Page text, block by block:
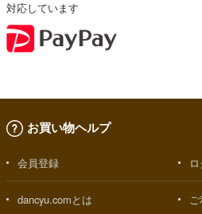
対応しています
お買い物ヘルプ
会員登録
dancyu.comとは